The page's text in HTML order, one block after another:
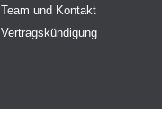
Team und Kontakt
Vertragskündigung